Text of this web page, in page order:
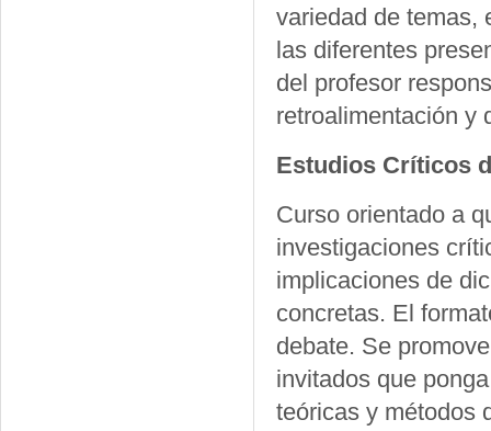
variedad de temas,
las diferentes
del profesor
retroalimentación y
Estudios Críticos
Curso orientado a
investigaciones
implicaciones de
concretas. El
debate. Se
invitados que
teóricas y métodos